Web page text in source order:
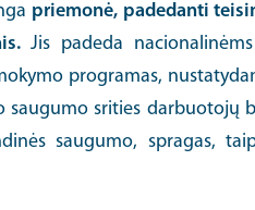
priemonė, padedanti
Jis padeda
programas,
srities darbuotojų
saugumo, spragas,